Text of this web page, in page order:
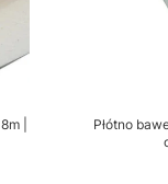
|
Płótno